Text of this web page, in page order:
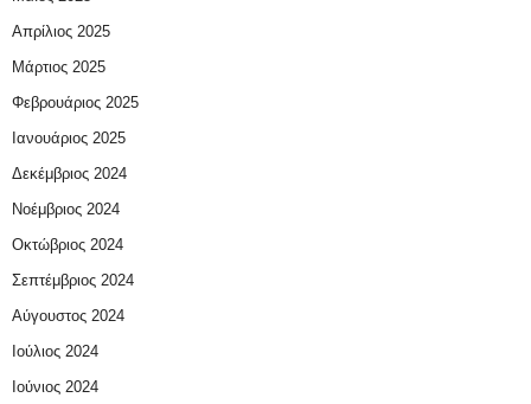
Απρίλιος 2025
Μάρτιος 2025
Φεβρουάριος 2025
Ιανουάριος 2025
Δεκέμβριος 2024
Νοέμβριος 2024
Οκτώβριος 2024
Σεπτέμβριος 2024
Αύγουστος 2024
Ιούλιος 2024
Ιούνιος 2024